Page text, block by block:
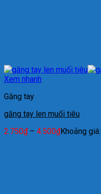
Xem nhanh
Găng tay
găng tay len muối tiêu
2.750₫ – 4.500₫Khoảng